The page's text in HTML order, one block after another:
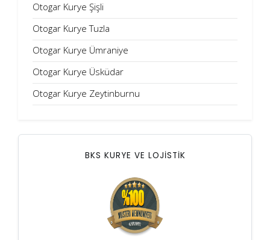
Otogar Kurye Şişli
Otogar Kurye Tuzla
Otogar Kurye Ümraniye
Otogar Kurye Üsküdar
Otogar Kurye Zeytinburnu
BKS KURYE VE LOJİSTİK